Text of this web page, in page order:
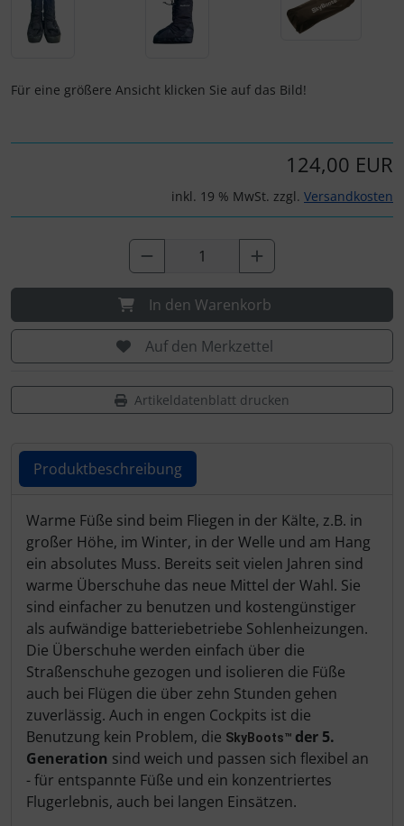
Für eine größere Ansicht klicken Sie auf das Bild!
124,00 EUR
inkl. 19 % MwSt. zzgl. Versandkosten
In den Warenkorb
Auf den Merkzettel
Artikeldatenblatt drucken
Produktbeschreibung
Produktbeschreibung
Warme Füße sind beim Fliegen in der Kälte, z.B. in
großer Höhe, im Winter, in der Welle und am Hang
ein absolutes Muss. Bereits seit vielen Jahren sind
warme Überschuhe das neue Mittel der Wahl. Sie
sind einfacher zu benutzen und kostengünstiger
als aufwändige batteriebetriebe Sohlenheizungen.
Die Überschuhe werden einfach über die
Straßenschuhe gezogen und isolieren die Füße
auch bei Flügen die über zehn Stunden gehen
zuverlässig. Auch in engen Cockpits ist die
Benutzung kein Problem, die SkyBoots™ der 5.
Generation sind weich und passen sich flexibel an
- für entspannte Füße und ein konzentriertes
Flugerlebnis, auch bei langen Einsätzen.
Instrumente
Mückenputzer
Navigation
Reifen, Schläuche und Co.
Schläuche, Verbinder....
Schrauben, Muttern & Co.
Schutztaschen Interieur
Tapes und Tuning
Transponder
Warn- und Schutzfolien
Sonstiges
Schlüsselanhänger
Schmuck
Taschen